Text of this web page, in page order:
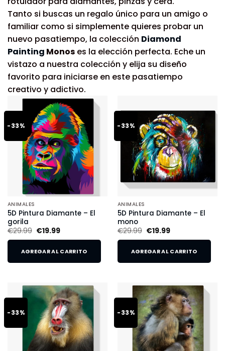
Tanto si buscas un regalo único para un amigo o
familiar como si simplemente quieres probar un
nuevo pasatiempo, la colección Diamond
Painting Monos es la elección perfecta. Eche un
vistazo a nuestra colección y elija su diseño
favorito para iniciarse en este pasatiempo
creativo y adictivo.
-33%
ANIMALES
5D Pintura Diamante – El
gorila
€29.99 €19.99
AGREGAR AL CARRITO
-33%
ANIMALES
5D Pintura Diamante – El
mono
€29.99 €19.99
AGREGAR AL CARRITO
-33% -33%